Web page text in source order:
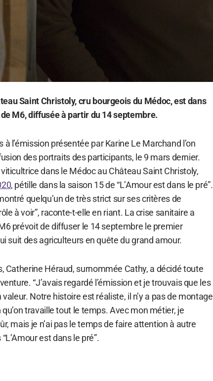
Saint Christoly, cru bourgeois du Médoc, est dans
M6, diffusée à partir du 14 septembre.
l’émission présentée par Karine Le Marchand l’on
des portraits des participants, le 9 mars dernier.
dans le Médoc au Château Saint Christoly,
, pétille dans la saison 15 de “L’Amour est dans le pré”.
quelqu’un de très strict sur ses critères de
à voir”, raconte-t-elle en riant. La crise sanitaire a
prévoit de diffuser le 14 septembre le premier
suit des agriculteurs en quête du grand amour.
Catherine Héraud, surnommée Cathy, a décidé toute
“J’avais regardé l’émission et je trouvais que les
Notre histoire est réaliste, il n’y a pas de montage
travaille tout le temps. Avec mon métier, je
mais je n’ai pas le temps de faire attention à autre
est dans le pré”.